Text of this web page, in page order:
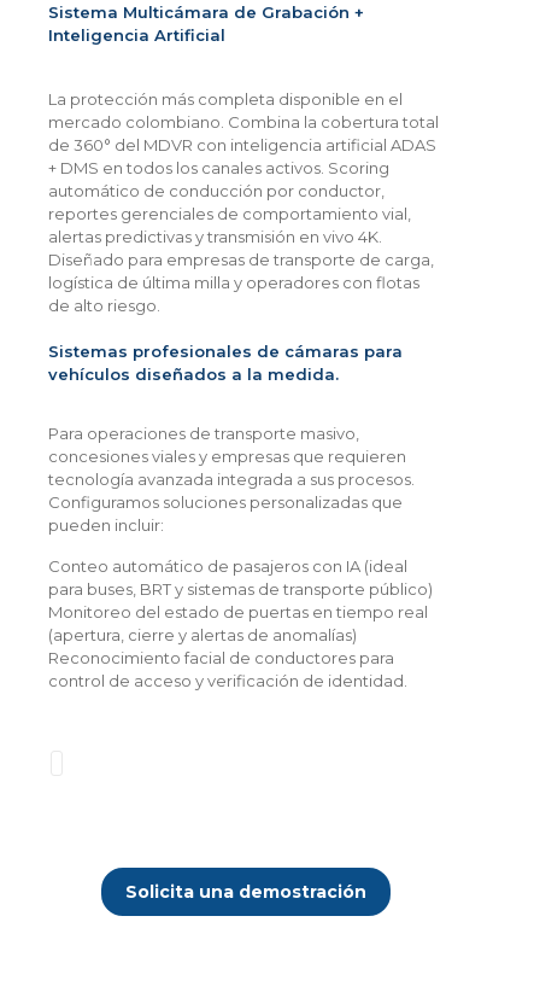
Sistema Multicámara de Grabación +
Inteligencia Artificial
La protección más completa disponible en el
mercado colombiano. Combina la cobertura total
de 360° del MDVR con inteligencia artificial ADAS
+ DMS en todos los canales activos. Scoring
automático de conducción por conductor,
reportes gerenciales de comportamiento vial,
alertas predictivas y transmisión en vivo 4K.
Diseñado para empresas de transporte de carga,
logística de última milla y operadores con flotas
de alto riesgo.
Sistemas profesionales de cámaras para
vehículos diseñados a la medida.
Para operaciones de transporte masivo,
concesiones viales y empresas que requieren
tecnología avanzada integrada a sus procesos.
Configuramos soluciones personalizadas que
pueden incluir:
Conteo automático de pasajeros con IA (ideal
para buses, BRT y sistemas de transporte público)
Monitoreo del estado de puertas en tiempo real
(apertura, cierre y alertas de anomalías)
Reconocimiento facial de conductores para
control de acceso y verificación de identidad.
Solicita una demostración